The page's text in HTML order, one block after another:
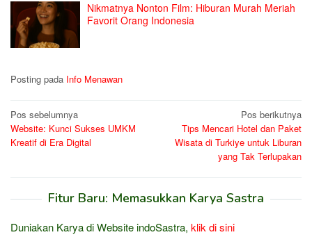
Nikmatnya Nonton Film: Hiburan Murah Meriah
Favorit Orang Indonesia
Posting pada Info Menawan
Navigasi
pos
Pos sebelumnya
Website: Kunci Sukses UMKM
Kreatif di Era Digital
Pos berikutnya
Tips Mencari Hotel dan Paket
Wisata di Turkiye untuk Liburan
yang Tak Terlupakan
Fitur Baru: Memasukkan Karya Sastra
Duniakan Karya di Website indoSastra, klik di sini